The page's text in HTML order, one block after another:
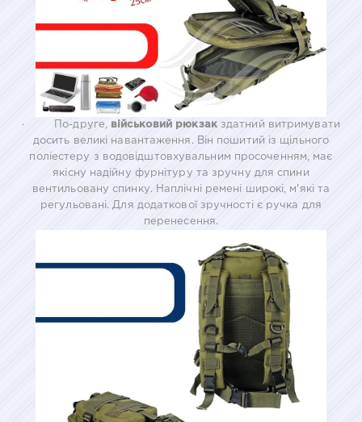
· По-друге, військовий рюкзакздатний витримувати
досить великі навантаження. Він пошитий із щільного
поліестеру з водовідштовхувальним просоченням, має
якісну надійну фурнітуру та зручну для спини
вентильовану спинку. Наплічні ремені широкі, м'які та
регульовані. Для додаткової зручності є ручка для
перенесення.